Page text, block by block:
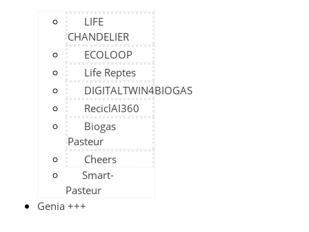
LIFE
CHANDELIER
ECOLOOP
Life Reptes
DIGITALTWIN4BIOGAS
ReciclAI360
Biogas
Pasteur
Cheers
Smart-
Pasteur
Genia +++